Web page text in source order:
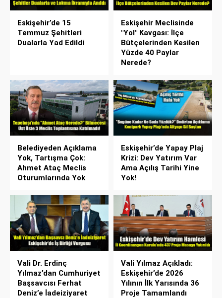
Eskişehir’de 15
Temmuz Şehitleri
Dualarla Yad Edildi
Eskişehir Meclisinde
"Yol" Kavgası: İlçe
Bütçelerinden Kesilen
Yüzde 40 Paylar
Nerede?
Belediyeden Açıklama
Yok, Tartışma Çok:
Ahmet Ataç Meclis
Oturumlarında Yok
Eskişehir’de Yapay Plaj
Krizi: Dev Yatırım Var
Ama Açılış Tarihi Yine
Yok!
Vali Dr. Erdinç
Yılmaz’dan Cumhuriyet
Başsavcısı Ferhat
Deniz’e İadeiziyaret
Vali Yılmaz Açıkladı:
Eskişehir’de 2026
Yılının İlk Yarısında 36
Proje Tamamlandı